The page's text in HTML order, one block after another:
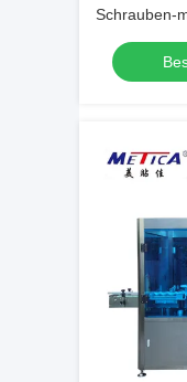
Schrauben-